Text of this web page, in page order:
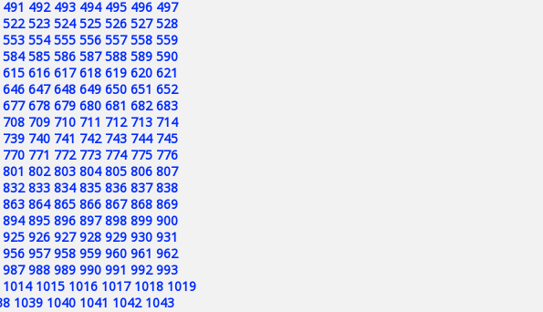
491 492 493 494 495 496 497
522 523 524 525 526 527 528
553 554 555 556 557 558 559
584 585 586 587 588 589 590
615 616 617 618 619 620 621
646 647 648 649 650 651 652
677 678 679 680 681 682 683
708 709 710 711 712 713 714
739 740 741 742 743 744 745
770 771 772 773 774 775 776
801 802 803 804 805 806 807
832 833 834 835 836 837 838
863 864 865 866 867 868 869
894 895 896 897 898 899 900
925 926 927 928 929 930 931
956 957 958 959 960 961 962
987 988 989 990 991 992 993
1014 1015 1016 1017 1018 1019
1039 1040 1041 1042 1043